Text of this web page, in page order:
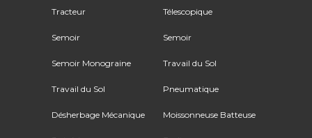
Tracteur
Semoir
Semoir Monograine
Travail du Sol
Désherbage Mécanique
Télescopique
Semoir
Travail du Sol
Pneumatique
Moissonneuse Batteuse